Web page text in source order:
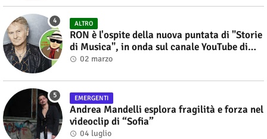
ALTRO
RON è l'ospite della nuova puntata di "Storie
di Musica", in onda sul canale YouTube di
Alberto Salerno
02 marzo
EMERGENTI
Andrea Mandelli esplora fragilità e forza nel
videoclip di “Sofia”
04 luglio